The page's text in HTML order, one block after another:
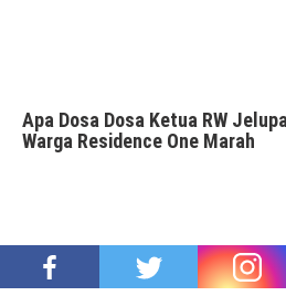
Apa Dosa Dosa Ketua RW
Warga Residence One Marah